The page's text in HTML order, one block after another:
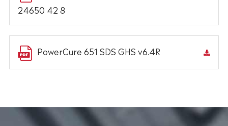
24650 42 8
PowerCure 651 SDS GHS v6.4R